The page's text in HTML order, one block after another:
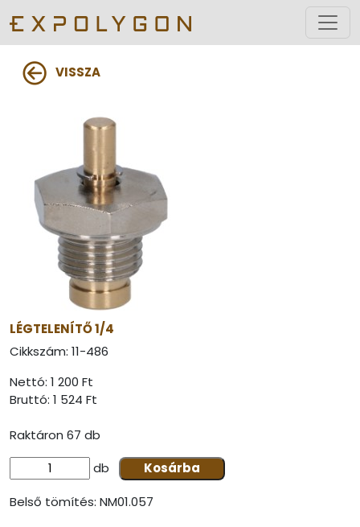
VISSZA
LÉGTELENÍTŐ 1/4
Cikkszám: 11-486
Nettó: 1 200 Ft
Bruttó: 1 524 Ft
Raktáron 67 db
db
Kosárba
Belső tömítés: NM01.057